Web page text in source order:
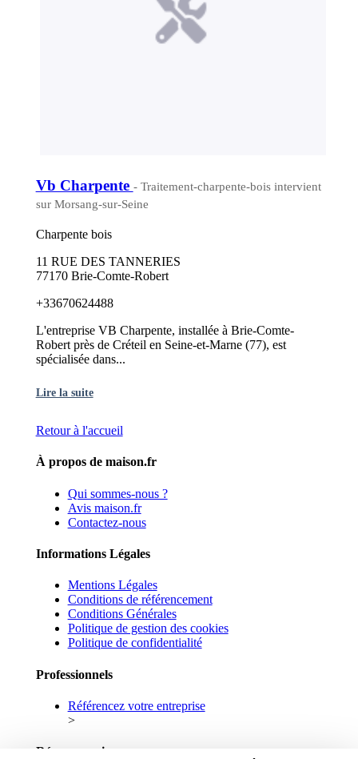
Vb Charpente - Traitement-charpente-bois intervient
sur Morsang-sur-Seine
Charpente bois
11 RUE DES TANNERIES
77170 Brie-Comte-Robert
+33670624488
L'entreprise VB Charpente, installée à Brie-Comte-
Robert près de Créteil en Seine-et-Marne (77), est
spécialisée dans...
Lire la suite
Retour à l'accueil
À propos de maison.fr
Qui sommes-nous ?
Avis maison.fr
Contactez-nous
Informations Légales
Mentions Légales
Conditions de référencement
Conditions Générales
Politique de gestion des cookies
Politique de confidentialité
Professionnels
Référencez votre entreprise
>
Réseaux sociaux